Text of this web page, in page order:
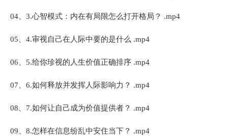
04、3.心智模式：内在有局限怎么打开格局？ .mp4
05、4.审视自己在人际中要的是什么 .mp4
06、5.给你珍视的人生价值正确排序 .mp4
07、6.如何释放并发挥人际影响力？ .mp4
08、7.如何让自己成为价值提供者？ .mp4
09、8.怎样在信息纷乱中安住当下？ .mp4